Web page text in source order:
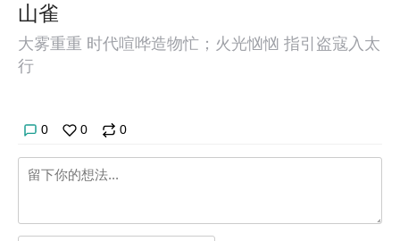
山雀
大雾重重 时代喧哗造物忙；火光忷忷 指引盗寇入太
行